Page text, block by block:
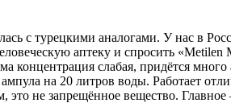
с турецкими аналогами. У нас в
аптеку и спросить «Metilen
концентрация слабая, придётся
на 20 литров воды. Работает
это не запрещённое вещество.